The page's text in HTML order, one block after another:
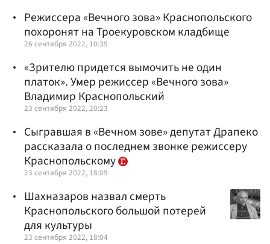
Режиссера «Вечного зова» Краснопольского
похоронят на Троекуровском кладбище
26 сентября 2022, 10:39
«Зрителю придется вымочить не один
платок». Умер режиссер «Вечного зова»
Владимир Краснопольский
23 сентября 2022, 20:23
Сыгравшая в «Вечном зове» депутат Драпеко
рассказала о последнем звонке режиссеру
Краснопольскому
23 сентября 2022, 18:09
Шахназаров назвал смерть
Краснопольского большой потерей
для культуры
23 сентября 2022, 18:04